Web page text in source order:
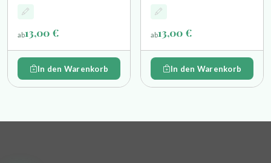
hellrosa mit drei Silikonperlen
einem Miniholzring und
ab13,00 €
In den Warenkorb
einem Miniholzring und
Glöckchen
ab13,00 €
In den Warenkorb